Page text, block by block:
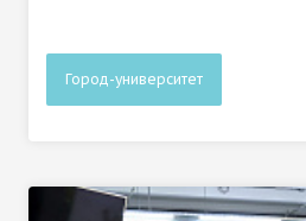
Город-университет